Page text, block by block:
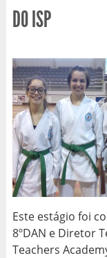
DO ISP
Este estágio foi
8ºDAN e Diretor
Teachers